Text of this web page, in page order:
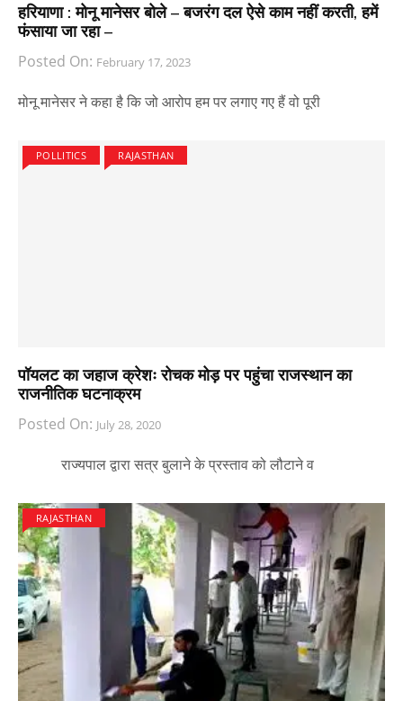
हरियाणा : मोनू मानेसर बोले – बजरंग दल ऐसे काम नहीं करती, हमें
फंसाया जा रहा –
Posted On: February 17, 2023
मोनू मानेसर ने कहा है कि जो आरोप हम पर लगाए गए हैं वो पूरी
POLLITICS RAJASTHAN
पॉयलट का जहाज क्रेशः रोचक मोड़ पर पहुंचा राजस्थान का
राजनीतिक घटनाक्रम
Posted On: July 28, 2020
राज्यपाल द्वारा सत्र बुलाने के प्रस्ताव को लौटाने व
RAJASTHAN